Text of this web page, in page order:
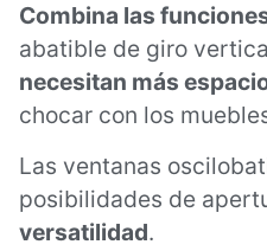
Combina las
abatible de giro
necesitan más
chocar con los
Las ventanas
posibilidades de
versatilidad.